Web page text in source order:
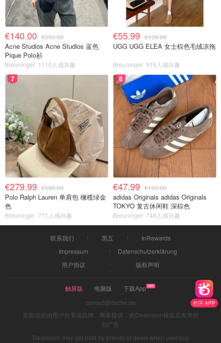
打开 APP
€140.00 €350.00
Acne Studios Acne Studios 蓝色
Pique Polo衫
Breuninger 1110人感兴趣
€55.99 €139.99
UGG UGG ELEA 女士棕色毛绒凉拖
Breuninger 915人感兴趣
7
€279.99 €595.00
Polo Ralph Lauren 单肩包 橄榄绿金
色
Breuninger 771人感兴趣
8
€47.99 €100.00
adidas Originals adidas Originals
TOKYO 复古休闲鞋 深棕色
Breuninger 748人感兴趣
联系我们 黑五
InRewards
Impressum
Datenschutzerklärung
用户协议
版权声明
触屏版 电脑版
下载App
contact@dazhe.de
页面信息由用户分享或品牌、商家提供，由Dealmoon核实后发布折
扣广告
Dealmoon may get paid by brands or deals when user buy